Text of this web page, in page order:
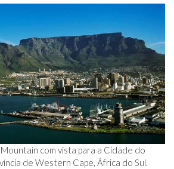
com vista para a Cidade do
de Western Cape, África do Sul.